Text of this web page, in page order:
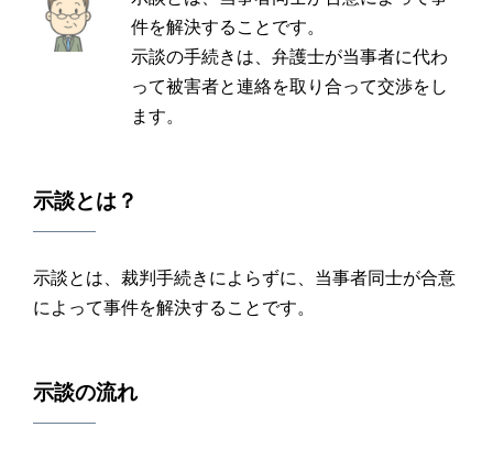
件を解決することです。
示談の手続きは、弁護士が当事者に代わ
って被害者と連絡を取り合って交渉をし
ます。
示談とは ？
示談とは、裁判手続きによらずに、当事者同士が合意
によって事件を解決することです。
示談の流れ